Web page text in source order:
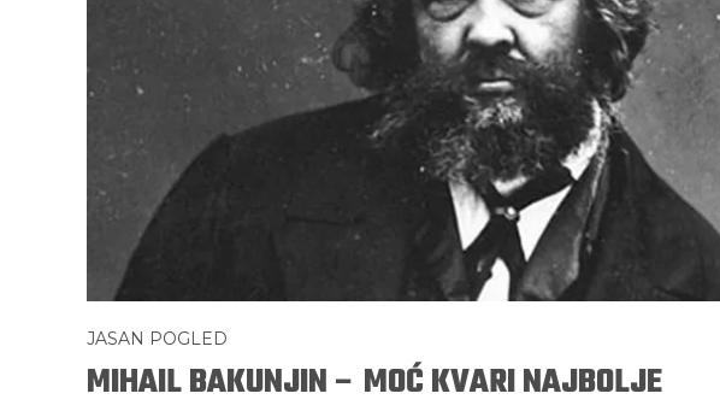
JASAN POGLED
MIHAIL BAKUNJIN – MOĆ KVARI NAJBOLJE